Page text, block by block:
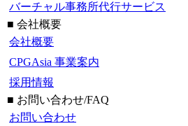
バーチャル事務所代行サービス
■ 会社概要
会社概要
CPGAsia 事業案内
採用情報
■ お問い合わせ/FAQ
お問い合わせ